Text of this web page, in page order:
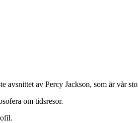
av Percy Jackson, som är vår
om tidsresor.